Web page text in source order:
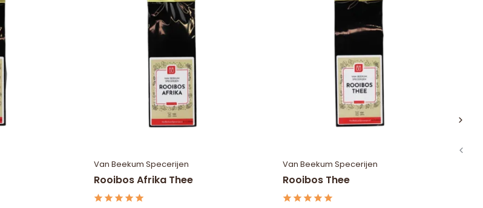
Van Beekum Specerijen
Rooibos Afrika Thee
Van Beekum Specerijen
Rooibos Thee